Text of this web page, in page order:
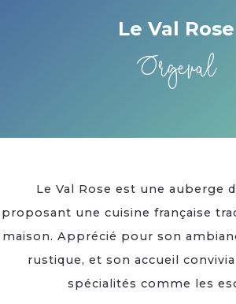
Le Val Rose
Orgeval
Le Val Rose est une auberge
proposant une cuisine française
maison. Apprécié pour son
rustique, et son accueil
spécialités comme les